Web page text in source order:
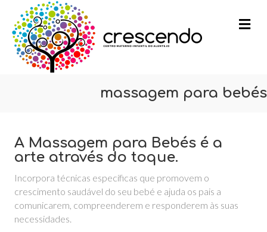
massagem para bebés
A Massagem para Bebés é a
arte através do toque.
Incorpora técnicas específicas que promovem o
crescimento saudável do seu bebé e ajuda os pais a
comunicarem, compreenderem e responderem às suas
necessidades.